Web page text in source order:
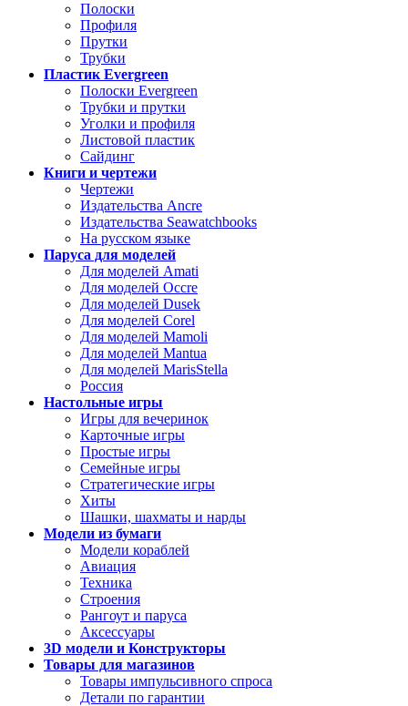
Полоски
Профиля
Прутки
Трубки
Пластик Evergreen
Полоски Evergreen
Трубки и прутки
Уголки и профиля
Листовой пластик
Сайдинг
Книги и чертежи
Чертежи
Издательства Ancre
Издательства Seawatchbooks
На русском языке
Паруса для моделей
Для моделей Amati
Для моделей Occre
Для моделей Dusek
Для моделей Corel
Для моделей Mamoli
Для моделей Mantua
Для моделей MarisStella
Россия
Настольные игры
Игры для вечеринок
Карточные игры
Простые игры
Семейные игры
Стратегические игры
Хиты
Шашки, шахматы и нарды
Модели из бумаги
Модели кораблей
Авиация
Техника
Строения
Рангоут и паруса
Аксессуары
3D модели и Конструкторы
Товары для магазинов
Товары импульсивного спроса
Детали по гарантии